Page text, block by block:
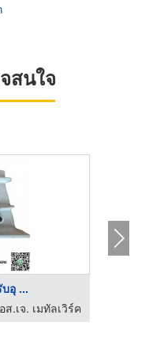
สนใจ
อุ ...
.เจ. เมทัลเวิร์ค